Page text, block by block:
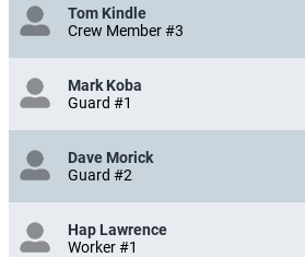
Tom Kindle
Crew Member #3
Mark Koba
Guard #1
Dave Morick
Guard #2
Hap Lawrence
Worker #1